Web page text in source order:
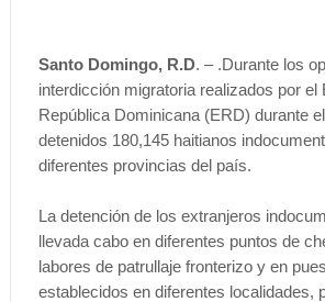
Santo Domingo, R.D. – .Durante los
interdicción migratoria realizados por el
República Dominicana (ERD) durante
detenidos 180,145 haitianos
diferentes provincias del país.
La detención de los extranjeros
llevada cabo en diferentes puntos de
labores de patrullaje fronterizo y en
establecidos en diferentes localidades,